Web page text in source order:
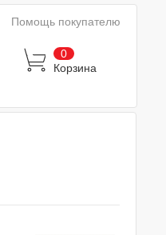
0
Корзина
Помощь покупателю